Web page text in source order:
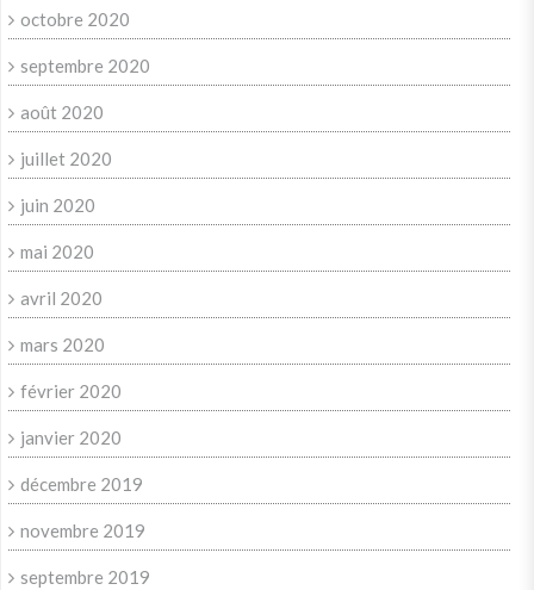
octobre 2020
septembre 2020
août 2020
juillet 2020
juin 2020
mai 2020
avril 2020
mars 2020
février 2020
janvier 2020
décembre 2019
novembre 2019
septembre 2019